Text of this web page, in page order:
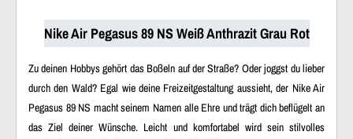
Nike Air Pegasus 89 NS Weiß Anthrazit Grau Rot
Zu deinen Hobbys gehört das Boßeln auf der Straße? Oder joggst du lieber
durch den Wald? Egal wie deine Freizeitgestaltung aussieht, der Nike Air
Pegasus 89 NS macht seinem Namen alle Ehre und trägt dich beflügelt an
das Ziel deiner Wünsche. Leicht und komfortabel wird sein stilvolles